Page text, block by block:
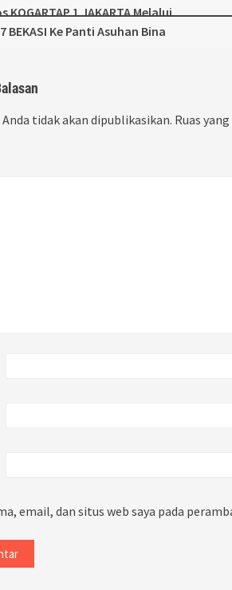
1 JAKARTA Melalui
BEKASI Ke Panti Asuhan Bina
tidak akan dipublikasikan. Ruas
email, dan situs web saya pada